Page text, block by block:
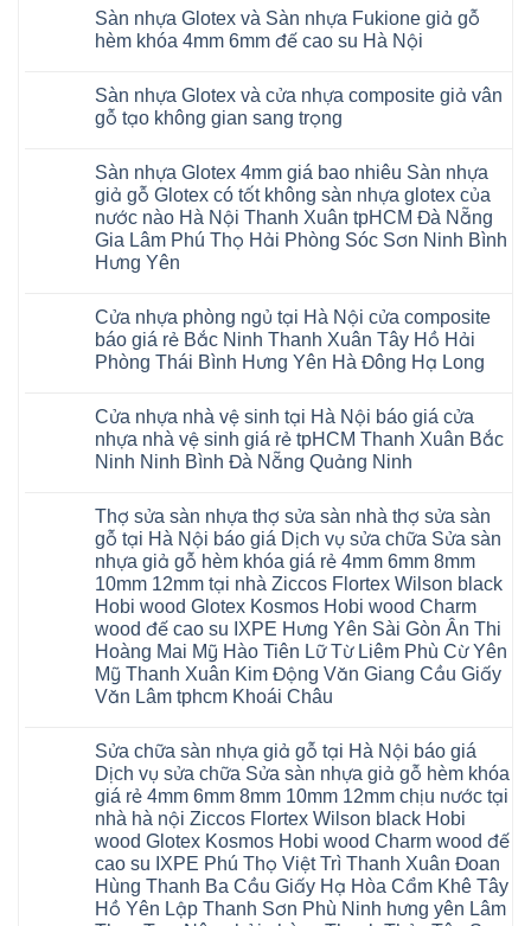
Xuân
Thanh
Trì
Cầu
Giấy
Tây
Hồ
Yên
TpHCM
Bình
Dương
Huế
Cần
Thơ
Đà
Đức
Hoài
Đức
Ninh
Phòng
Tứ
Kỳ
Đan
Phượng
Quảng
Ninh
Thanh
Miện
Nghệ
An
Thanh
Hà
Ninh
Bình
Thái
Bình
Thanh
Phụ
Phú
Thọ
Lào
Cai
Tuyên
Quang
thợ
Sửa
sàn
nhiêu
1m2
tại
Dương
Đà
Nẵng
Khánh
Hòa
Hải
Phòng
Hưng
Yên
Nghệ
An
Quảng
Thọ
Bắc
Ninh
Tuyên
su
có
hèm
minh
chống
cong
ngót
Gia
Lâm
Thanh
Xuân
Hà
Nội
Từ
Liêm
Đan
Phượng
Bình
Hải
Phòng
giả
gỗ
hèm
thị
trường
rộng
khách
hàng
quan
tâm
nhựa
Hobiwood
4mm
cao
su
Hà
Quảng
Ninh
Nghệ
An
Bắc
Ninh
Tuyên
Nguyên
bình
luận
ở
Hobiwood
4mm
6mm
hèm
khóa
uy
tín
hàng
đầu
đã
định
tại
Việt
Nam
Sàn nhựa Glotex và Sàn nhựa Fukione giả gỗ
hèm khóa 4mm 6mm đế cao su Hà Nội
bình
luận
ở
Glotex
và
Sàn
nhựa
Fukione
giả
gỗ
4mm
6mm
đế
cao
su
Sàn nhựa Glotex và cửa nhựa composite giả vân
gỗ tạo không gian sang trọng
bình
luận
ở
Sàn
nhựa
Glotex
và
composite
giả
vân
gỗ
tạo
sang
trọng
Sàn nhựa Glotex 4mm giá bao nhiêu Sàn nhựa
giả gỗ Glotex có tốt không sàn nhựa glotex của
nước nào Hà Nội Thanh Xuân tpHCM Đà Nẵng
Gia Lâm Phú Thọ Hải Phòng Sóc Sơn Ninh Bình
Hưng Yên
bình
luận
ở
Sàn
4mm
giá
bao
nhiêu
Sàn
Glotex
có
tốt
không
sàn
nhựa
glotex
của
nước
nào
Hà
Nội
tpHCM
Đà
Nẵng
Gia
Lâm
Phú
Thọ
Hải
Phòng
Sóc
Sơn
Ninh
Cửa nhựa phòng ngủ tại Hà Nội cửa composite
báo giá rẻ Bắc Ninh Thanh Xuân Tây Hồ Hải
Phòng Thái Bình Hưng Yên Hà Đông Hạ Long
bình
luận
ở
Cửa
ngủ
tại
Hà
Nội
cửa
composite
báo
giá
rẻ
Bắc
Ninh
Thanh
Xuân
Hải
Phòng
Thái
Bình
Hưng
Yên
Đông
Hạ
Long
Cửa nhựa nhà vệ sinh tại Hà Nội báo giá cửa
nhựa nhà vệ sinh giá rẻ tpHCM Thanh Xuân Bắc
Ninh Ninh Bình Đà Nẵng Quảng Ninh
bình
luận
ở
Cửa
nhựa
nhà
vệ
sinh
tại
Hà
Nội
báo
giá
nhà
vệ
sinh
giá
rẻ
tpHCM
Thanh
Bắc
Ninh
Ninh
Bình
Thợ sửa sàn nhựa thợ sửa sàn nhà thợ sửa sàn
gỗ tại Hà Nội báo giá Dịch vụ sửa chữa Sửa sàn
nhựa giả gỗ hèm khóa giá rẻ 4mm 6mm 8mm
10mm 12mm tại nhà Ziccos Flortex Wilson black
Hobi wood Glotex Kosmos Hobi wood Charm
wood đế cao su IXPE Hưng Yên Sài Gòn Ân Thi
Hoàng Mai Mỹ Hào Tiên Lữ Từ Liêm Phù Cừ Yên
Mỹ Thanh Xuân Kim Động Văn Giang Cầu Giấy
Văn Lâm tphcm Khoái Châu
bình
luận
ở
Thợ
sửa
sàn
nhựa
thợ
sửa
sàn
nhà
thợ
Sửa chữa sàn nhựa giả gỗ tại Hà Nội báo giá
Dịch vụ sửa chữa Sửa sàn nhựa giả gỗ hèm khóa
giá rẻ 4mm 6mm 8mm 10mm 12mm chịu nước tại
nhà hà nội Ziccos Flortex Wilson black Hobi
wood Glotex Kosmos Hobi wood Charm wood đế
cao su IXPE Phú Thọ Việt Trì Thanh Xuân Đoan
Hùng Thanh Ba Cầu Giấy Hạ Hòa Cẩm Khê Tây
Hồ Yên Lập Thanh Sơn Phù Ninh hưng yên Lâm